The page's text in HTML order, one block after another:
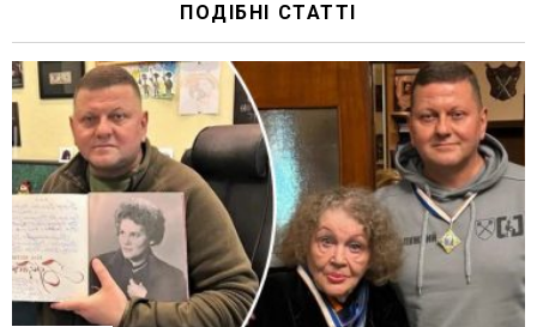
ПОДІБНІ СТАТТІ